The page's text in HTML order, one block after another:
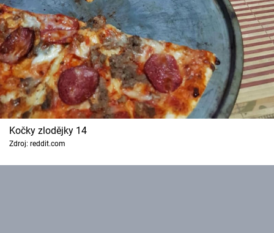
Kočky zlodějky 14
Zdroj: reddit.com